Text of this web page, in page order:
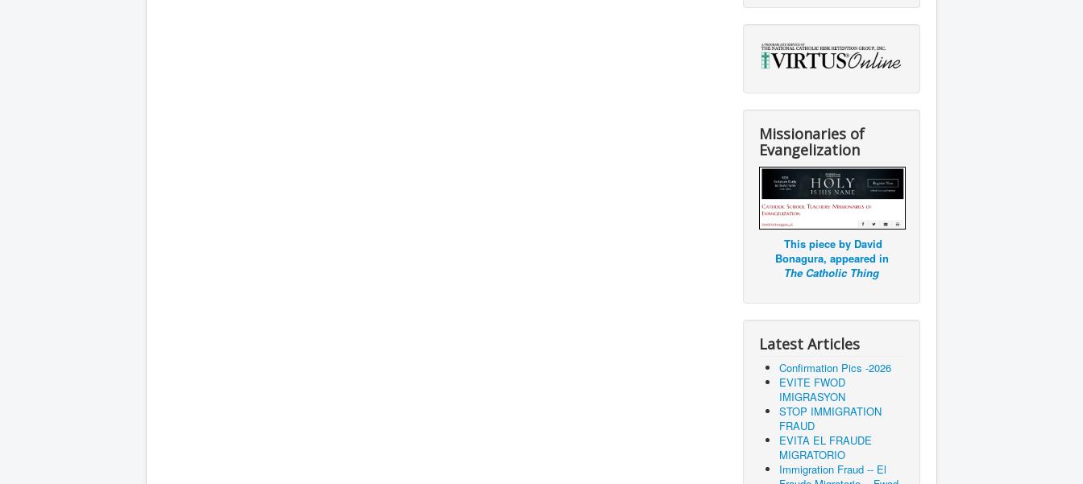
Missionaries of
Evangelization
This piece by David
Bonagura, appeared in
The Catholic Thing
Latest Articles
Confirmation Pics -2026
EVITE FWOD
IMIGRASYON
STOP IMMIGRATION
FRAUD
EVITA EL FRAUDE
MIGRATORIO
Immigration Fraud -- El